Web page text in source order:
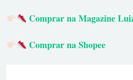
Comprar na Magazine
Comprar na Shopee